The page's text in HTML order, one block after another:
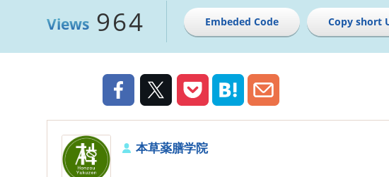
Views 964 Embeded Code Copy short
本草薬膳学院